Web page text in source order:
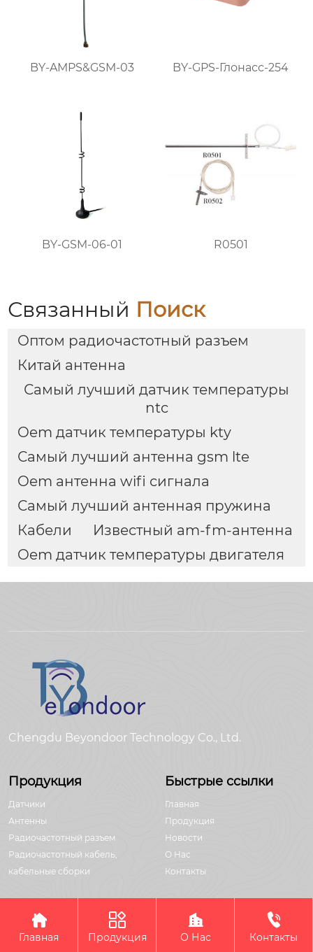
BY-AMPS&GSM-03 BY-GPS-Глонасс-254
BY-GSM-06-01 R0501
Связанный Поиск
Оптом радиочастотный разъем
Китай антенна
Самый лучший датчик температуры
ntc
Oem датчик температуры kty
Самый лучший антенна gsm lte
Oem антенна wifi сигнала
Самый лучший антенная пружина
Кабели
Известный am-fm-антенна
Oem датчик температуры двигателя
Chengdu Beyondoor Technology Co., Ltd.
Продукция
Датчики
Антенны
Радиочастотный разъем
Радиочастотный кабель,
кабельные сборки
Быстрые ссылки
Главная
Продукция
Новости
О Hас
Контакты
Авторское право©Chengdu Beyondoor Technology Co., Ltd.

Главная

Продукция

О Нас

Контакты